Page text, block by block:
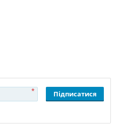
* Підписатися